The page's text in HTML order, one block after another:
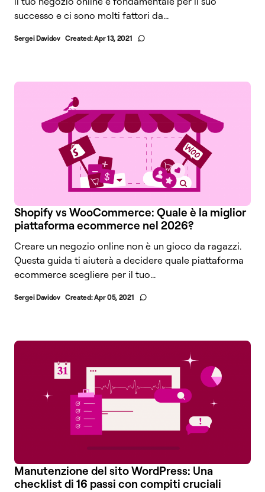
successo e ci sono molti fattori da...
Sergei Davidov Created:Apr 13, 2021
Shopify vs WooCommerce: Quale è la miglior
piattaforma ecommerce nel 2026?
Creare un negozio online non è un gioco da ragazzi.
Questa guida ti aiuterà a decidere quale piattaforma
ecommerce scegliere per il tuo...
Sergei Davidov Created:Apr 05, 2021
Manutenzione del sito WordPress: Una
checklist di 16 passi con compiti cruciali